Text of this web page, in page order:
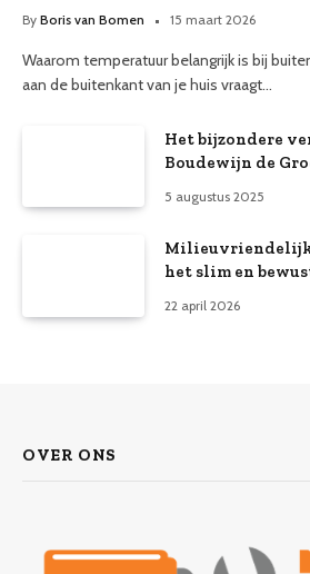
By Boris van Bomen 15 maart 2026
Waarom temperatuur belangrijk is bij
aan de buitenkant van je huis vraagt…
Het bijzondere
Boudewijn de
5 augustus 2025
Milieuvriendelijk
het slim en
22 april 2026
OVER ONS